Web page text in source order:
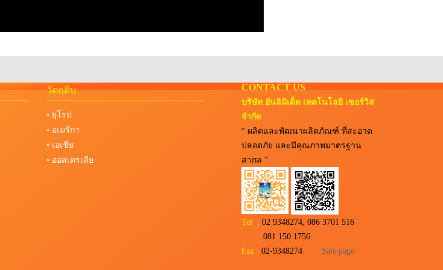
วัตถุดิบ
• ยุโรป
• อเมริกา
• เอเชีย
• ออสเตรเลีย
CONTACT US
บริษัท อันลิมิเต็ต เทคโนโลยี เซอร์วิส
จำกัด
“ ผลิตและพัฒนาผลิตภัณฑ์ ที่สะอาด
ปลอดภัย และมีคุณภาพมาตรฐาน
สากล ”
Tel : 02 9348274, 086 3701 516
081 150 1756
Fax : 02-9348274 Sale page